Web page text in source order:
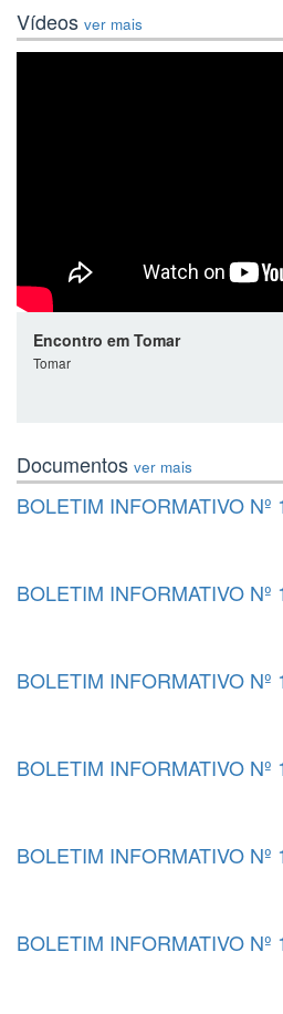
Vídeos ver mais
Encontro em Tomar
Tomar
Documentos ver mais
BOLETIM INFORMATIVO Nº
BOLETIM INFORMATIVO Nº
BOLETIM INFORMATIVO Nº
BOLETIM INFORMATIVO
BOLETIM INFORMATIVO
BOLETIM INFORMATIVO